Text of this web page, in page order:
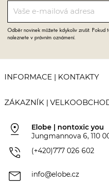
Odběr novinek můžete kdykoliv zrušit. Pokud
naleznete v právním oznámení.
INFORMACE | KONTAKTY
ZÁKAZNÍK |
pin_drop
Elobe | nontoxic you
Jungmannova 6, 110
phone_in_talk (+420)777 026 602
mail info@elobe.cz